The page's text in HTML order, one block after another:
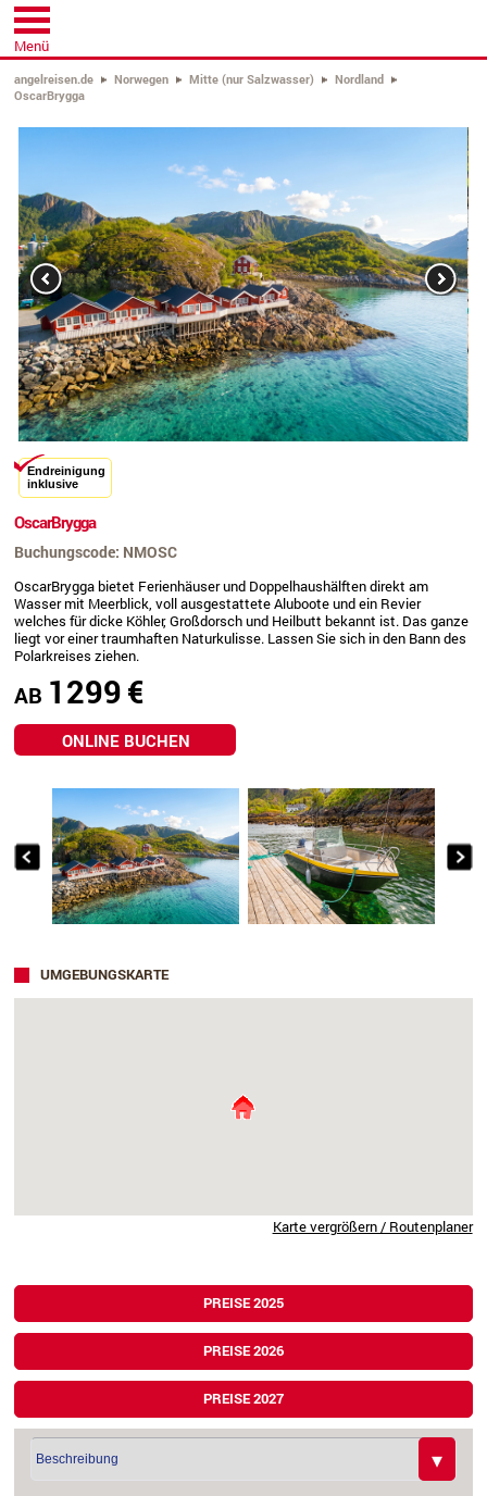
Menü
angelreisen.de Norwegen Mitte (nur Salzwasser)
Nordland
OscarBrygga
Previous Next
Endreinigung
inklusive
OscarBrygga
Buchungscode: NMOSC
OscarBrygga bietet Ferienhäuser und Doppelhaushälften direkt am
Wasser mit Meerblick, voll ausgestattete Aluboote und ein Revier
welches für dicke Köhler, Großdorsch und Heilbutt bekannt ist. Das ganze
liegt vor einer traumhaften Naturkulisse. Lassen Sie sich in den Bann des
Polarkreises ziehen.
AB 1299€
ONLINE BUCHEN
UMGEBUNGSKARTE
Karte vergrößern / Routenplaner
PREISE 2025
PREISE 2026
PREISE 2027